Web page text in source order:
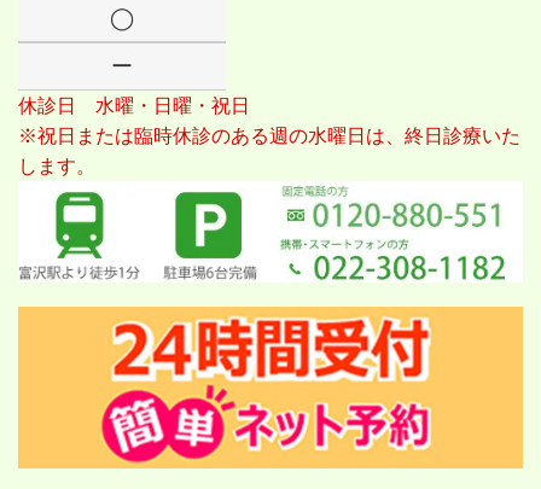
◯
ー
休診日 水曜・日曜・祝日
※祝日または臨時休診のある週の水曜日は、終日診療いた
します。